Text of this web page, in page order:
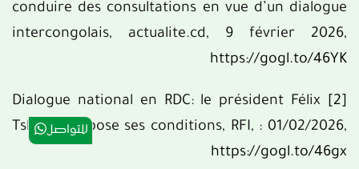
conduire des consultations en vue d’un dialogue
intercongolais, actualite.cd, 9 février 2026,
https://gogl.to/46YK
[2]
Dialogue national en RDC: le président Félix
Tshisekedi pose ses conditions, RFI, : 01/02/2026,
https://gogl.to/46gx
للتواصل